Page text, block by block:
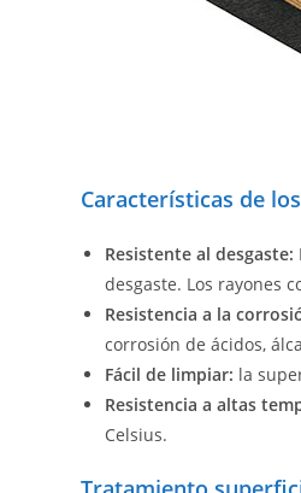
Características de
Resistente al desgaste:
desgaste. Los rayones
Resistencia a la
corrosión de ácidos,
Fácil de limpiar: la
Resistencia a altas
Celsius.